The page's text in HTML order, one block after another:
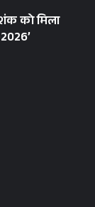
को मिला